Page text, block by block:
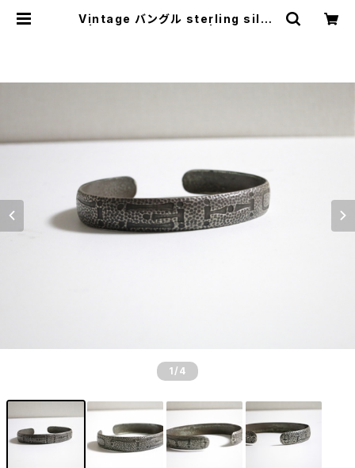
Vintage バングル sterling silve
1 /4